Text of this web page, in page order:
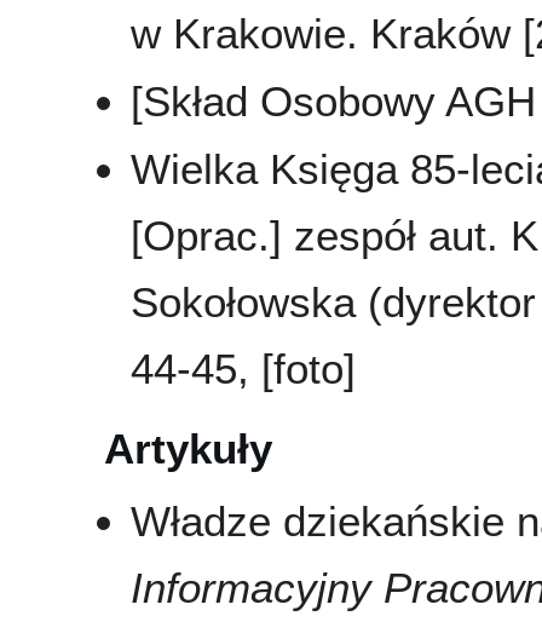
w Krakowie. Kraków
[Skład Osobowy
Wielka Księga 85-
[Oprac.] zespół aut.
Sokołowska
44-45, [foto]
Artykuły
Władze dziekańskie
Informacyjny